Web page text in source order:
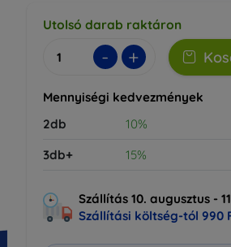
Utolsó darab raktáron
- +
Mennyiségi kedvezmények
2db
10%
3db+
15%
Szállítás 10. augusztus -
Szállítási költség-tól 990